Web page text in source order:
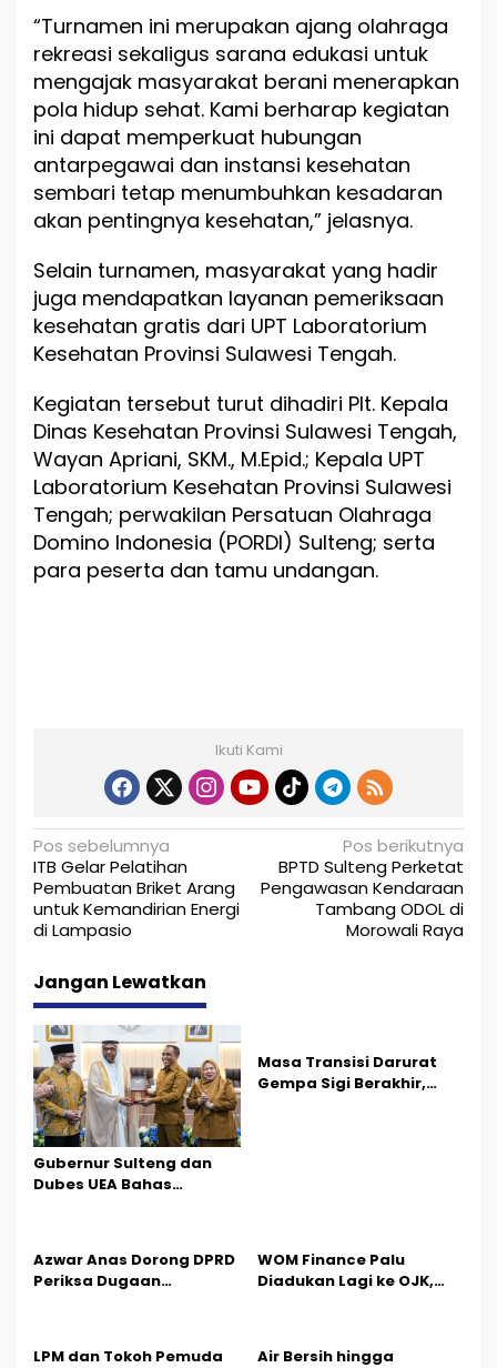
“Turnamen ini merupakan ajang olahraga
rekreasi sekaligus sarana edukasi untuk
mengajak masyarakat berani menerapkan
pola hidup sehat. Kami berharap kegiatan
ini dapat memperkuat hubungan
antarpegawai dan instansi kesehatan
sembari tetap menumbuhkan kesadaran
akan pentingnya kesehatan,” jelasnya.
Selain turnamen, masyarakat yang hadir
juga mendapatkan layanan pemeriksaan
kesehatan gratis dari UPT Laboratorium
Kesehatan Provinsi Sulawesi Tengah.
Kegiatan tersebut turut dihadiri Plt. Kepala
Dinas Kesehatan Provinsi Sulawesi Tengah,
Wayan Apriani, SKM., M.Epid.; Kepala UPT
Laboratorium Kesehatan Provinsi Sulawesi
Tengah; perwakilan Persatuan Olahraga
Domino Indonesia (PORDI) Sulteng; serta
para peserta dan tamu undangan.
Ikuti Kami
N
a
v
g
a
s
i
p
o
Pos sebelumnya
ITB Gelar Pelatihan
Pembuatan Briket Arang
untuk Kemandirian Energi
di Lampasio
Pos berikutnya
BPTD Sulteng Perketat
Pengawasan Kendaraan
Tambang ODOL di
Morowali Raya
Jangan Lewatkan
Gubernur Sulteng dan
Dubes UEA Bahas
Masa Transisi Darurat
Gempa Sigi Berakhir,
Azwar Anas Dorong DPRD
Periksa Dugaan
‎WOM Finance Palu
Diadukan Lagi ke OJK,
LPM dan Tokoh Pemuda
Air Bersih hingga